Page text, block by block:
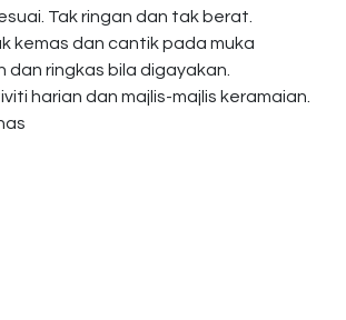
Tak ringan dan tak berat.
kemas dan cantik pada muka
ringkas bila digayakan.
harian dan majlis-majlis keramaian.